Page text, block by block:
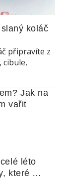
koláč
připravíte z
cibule,
Jak na
vařit
léto
které
nebo